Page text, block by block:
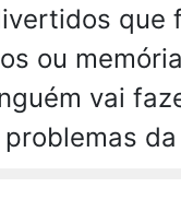
que
ou
vai